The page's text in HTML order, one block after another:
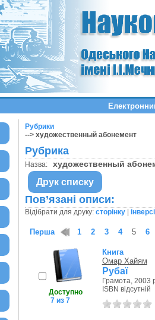
Рубрики
--> художественный абонемент
Рубрика
Назва: художественный
Друк списку
Пов’язані описи:
Відібрати для друку: сторінку|
Перша 1 2 3 4 5 6
Доступно
7 из 7
Книга
Омар Хайям
Рубаї
Грамота, 2003
ISBN відсутній